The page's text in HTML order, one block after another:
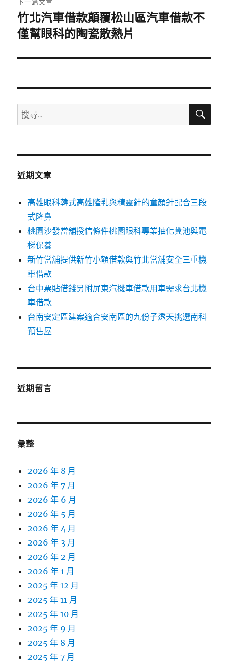
下
一
文
竹北汽車借款顛覆松山區汽車借款不
僅幫眼科的陶瓷散熱片
搜
尋
鍵
搜
近期文章
高雄眼科韓式高雄隆乳與精靈針的童顏針配合三段
式隆鼻
桃園沙發當舖授信條件桃園眼科專業抽化糞池與電
梯保養
新竹當舖提供新竹小額借款與竹北當舖安全三重機
車借款
台中票貼借錢另附屏東汽機車借款用車需求台北機
車借款
台南安定區建案適合安南區的九份子透天挑選南科
預售屋
近期留言
彙整
2026 年 8 月
2026 年 7 月
2026 年 6 月
2026 年 5 月
2026 年 4 月
2026 年 3 月
2026 年 2 月
2026 年 1 月
2025 年 12 月
2025 年 11 月
2025 年 10 月
2025 年 9 月
2025 年 8 月
2025 年 7 月